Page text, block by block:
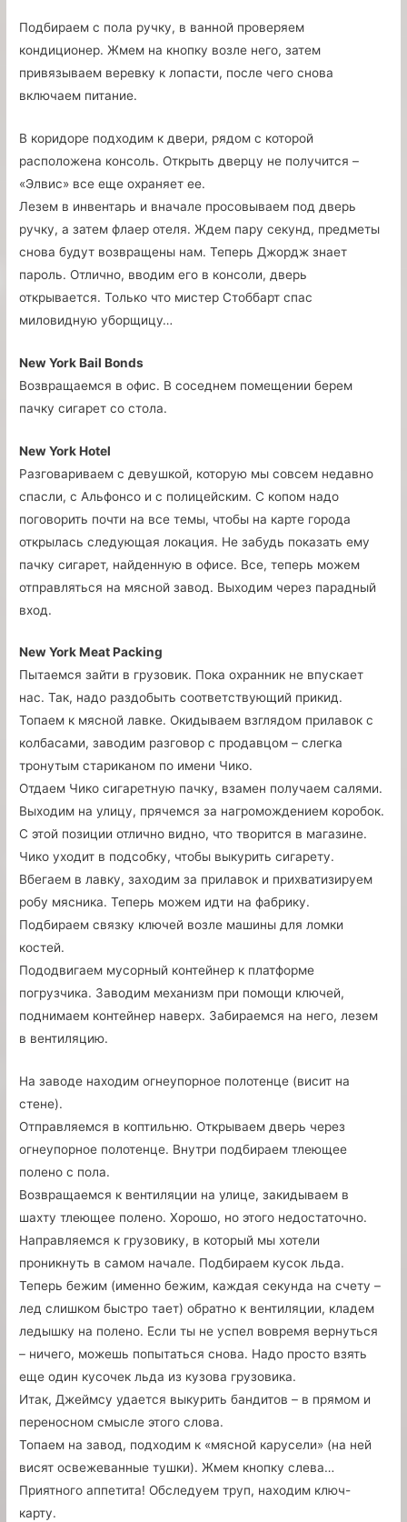
Подбираем с пола ручку, в ванной проверяем
кондиционер. Жмем на кнопку возле него, затем
привязываем веревку к лопасти, после чего снова
включаем питание.
В коридоре подходим к двери, рядом с которой
расположена консоль. Открыть дверцу не получится –
«Элвис» все еще охраняет ее.
Лезем в инвентарь и вначале просовываем под дверь
ручку, а затем флаер отеля. Ждем пару секунд, предметы
снова будут возвращены нам. Теперь Джордж знает
пароль. Отлично, вводим его в консоли, дверь
открывается. Только что мистер Стоббарт спас
миловидную уборщицу…
New York Bail Bonds
Возвращаемся в офис. В соседнем помещении берем
пачку сигарет со стола.
New York Hotel
Разговариваем с девушкой, которую мы совсем недавно
спасли, с Альфонсо и с полицейским. С копом надо
поговорить почти на все темы, чтобы на карте города
открылась следующая локация. Не забудь показать ему
пачку сигарет, найденную в офисе. Все, теперь можем
отправляться на мясной завод. Выходим через парадный
вход.
New York Meat Packing
Пытаемся зайти в грузовик. Пока охранник не впускает
нас. Так, надо раздобыть соответствующий прикид.
Топаем к мясной лавке. Окидываем взглядом прилавок с
колбасами, заводим разговор с продавцом – слегка
тронутым стариканом по имени Чико.
Отдаем Чико сигаретную пачку, взамен получаем салями.
Выходим на улицу, прячемся за нагромождением коробок.
С этой позиции отлично видно, что творится в магазине.
Чико уходит в подсобку, чтобы выкурить сигарету.
Вбегаем в лавку, заходим за прилавок и прихватизируем
робу мясника. Теперь можем идти на фабрику.
Подбираем связку ключей возле машины для ломки
костей.
Пододвигаем мусорный контейнер к платформе
погрузчика. Заводим механизм при помощи ключей,
поднимаем контейнер наверх. Забираемся на него, лезем
в вентиляцию.
На заводе находим огнеупорное полотенце (висит на
стене).
Отправляемся в коптильню. Открываем дверь через
огнеупорное полотенце. Внутри подбираем тлеющее
полено с пола.
Возвращаемся к вентиляции на улице, закидываем в
шахту тлеющее полено. Хорошо, но этого недостаточно.
Направляемся к грузовику, в который мы хотели
проникнуть в самом начале. Подбираем кусок льда.
Теперь бежим (именно бежим, каждая секунда на счету –
лед слишком быстро тает) обратно к вентиляции, кладем
ледышку на полено. Если ты не успел вовремя вернуться
– ничего, можешь попытаться снова. Надо просто взять
еще один кусочек льда из кузова грузовика.
Итак, Джеймсу удается выкурить бандитов – в прямом и
переносном смысле этого слова.
Топаем на завод, подходим к «мясной карусели» (на ней
висят освежеванные тушки). Жмем кнопку слева…
Приятного аппетита! Обследуем труп, находим ключ-
карту.